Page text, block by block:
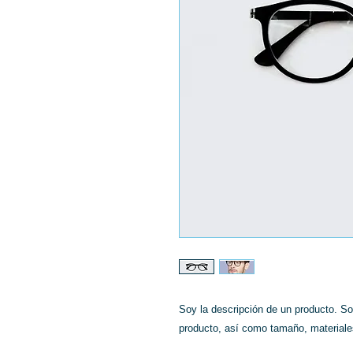
Soy la descripción de un producto.
producto, así como tamaño,